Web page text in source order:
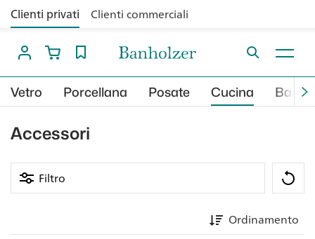
Clienti privati Clienti commerciali
Vetro Porcellana Posate Cucina Bar
Accessori
Filtro
Ordinamento